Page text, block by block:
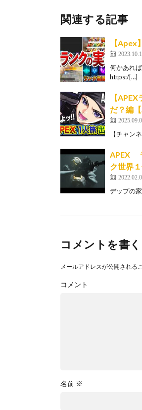
関連する記事
【Apex
何かあれ
https:/[…]
【
だ？編
【チャン
ク世界
デップの
コメントを書く
メールアドレスが公開される
コメント
名前 ※